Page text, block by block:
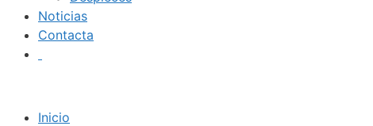
Noticias
Contacta
Inicio